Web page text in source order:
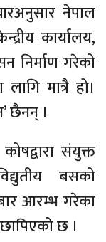
नेपाल
कार्यालय,
निर्माण गरेको
मात्रै हो।
छैनन् ।
संयुक्त
बसको
आरम्भ गरेका
छ ।